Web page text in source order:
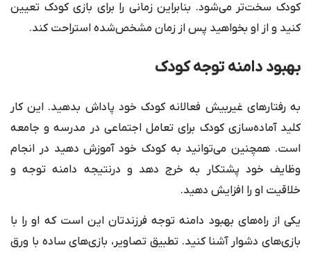
کودک سخت‌تر می‌شود. بنابراین زمانی را برای بازی کودک تعیین
کنید و از او بخواهید پس از زمان مشخص‌شده استراحت کند.
بهبود دامنه توجه کودک
به‌ رفتارهای غیربیش فعالانه کودک خود پاداش بدهید. این کار
کلید‌ آماده‌سازی کودک برای تعامل اجتماعی در مدرسه و جامعه
است. همچنین می‌توانید به کودک خود آموزش دهید در انجام
وظایف خود پشتکار به خرج دهد و درنتیجه دامنه توجه و
خلاقیت او را افزایش دهید.
یکی از راه‌های بهبود دامنه توجه فرزندتان این است که او را با
بازی‌های دشوار آشنا کنید. تطبیق تصاویر، بازی‌های ساده با ورق